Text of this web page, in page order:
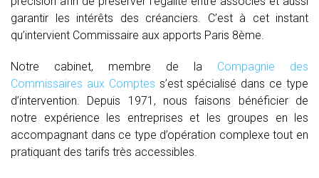
garantir les intérêts des créanciers. C’est à cet instant
qu’intervient Commissaire aux apports Paris 8ème.
Notre cabinet, membre de la Compagnie des
Commissaires aux Comptes s’est spécialisé dans ce type
d’intervention. Depuis 1971, nous faisons bénéficier de
notre expérience les entreprises et les groupes en les
accompagnant dans ce type d’opération complexe tout en
pratiquant des tarifs très accessibles.